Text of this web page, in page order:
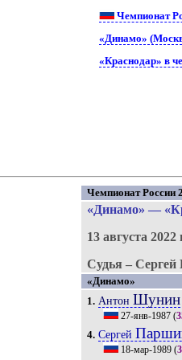
Чемпионат
«Динамо»
«Краснодар» в
Чемпионат России
«Динамо» —
13 августа 2022
Судья – Сергей
«Динамо»
1. Антон Шунин
27-янв-1987 (
4. Сергей
18-мар-1989 (